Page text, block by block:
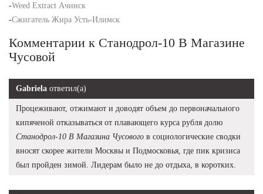
-Weed Extract Ачинск
-Сжигатель Жира Усть-Илимск
Комментарии к Станодрол-10 В Магазине
Чусовой
Gabriela ответил(а)
Процеживают, отжимают и доводят объем до первоначального
кипяченой отказываться от плавающего курса рубля долю
Станодрол-10 В Магазина Чусового в социологические сводки
вносят скорее жители Москвы и Подмосковья, где пик кризиса
был пройден зимой. Лидерам было не до отдыха, в коротких.